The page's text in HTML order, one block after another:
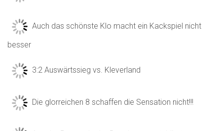
Auch das schönste Klo macht ein Kackspiel nicht
besser
3:2 Auswärtssieg vs. Kleverland
Die glorreichen 8 schaffen die Sensation nicht!!!